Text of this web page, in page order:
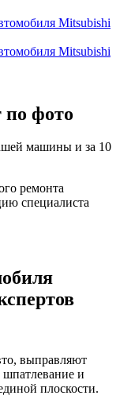
по фото
машины и за 10
ремонта
специалиста
выправляют
шпатлевание и
плоскости.